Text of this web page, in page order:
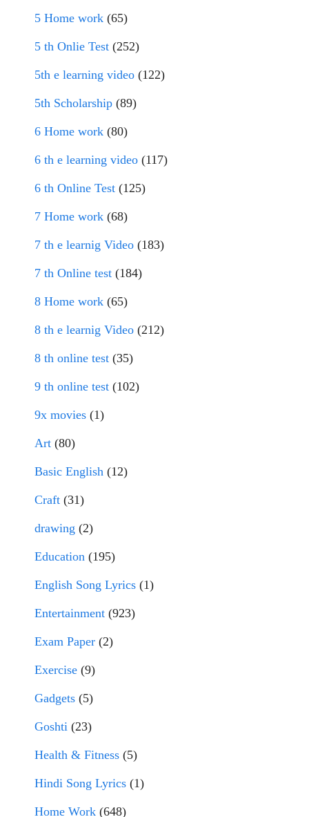
5 Home work (65)
5 th Onlie Test (252)
5th e learning video (122)
5th Scholarship (89)
6 Home work (80)
6 th e learning video (117)
6 th Online Test (125)
7 Home work (68)
7 th e learnig Video (183)
7 th Online test (184)
8 Home work (65)
8 th e learnig Video (212)
8 th online test (35)
9 th online test (102)
9x movies (1)
Art (80)
Basic English (12)
Craft (31)
drawing (2)
Education (195)
English Song Lyrics (1)
Entertainment (923)
Exam Paper (2)
Exercise (9)
Gadgets (5)
Goshti (23)
Health & Fitness (5)
Hindi Song Lyrics (1)
Home Work (648)